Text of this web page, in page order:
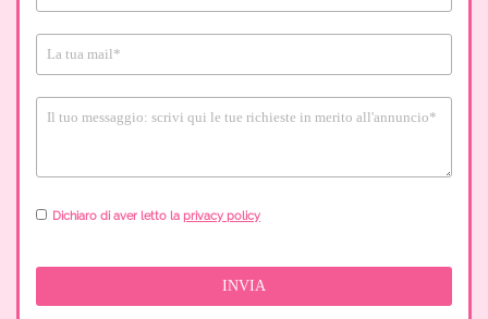
Dichiaro di aver letto la privacy policy